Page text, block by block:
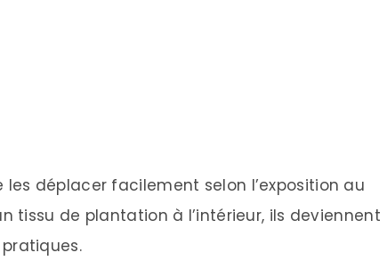
déplacer facilement selon l’exposition au
tissu de plantation à l’intérieur, ils deviennent